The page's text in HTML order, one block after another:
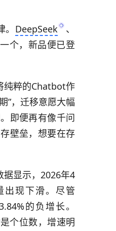
DeepSeek
、
个，新品便已登
纯粹的Chatbot作
”，迁移意愿大幅
即便再有像千问
壁垒，想要在存
据显示，2026年4
出现下滑。尽管
的负增长。
个位数，增速明